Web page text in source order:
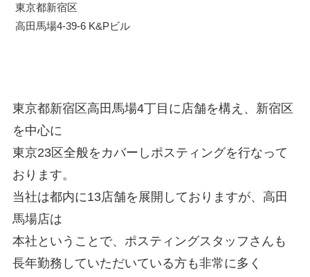
東京都新宿区
高田馬場4-39-6 K&Pビル
東京都新宿区高田馬場4丁目に店舗を構え、新宿区
を中心に
東京23区全般をカバーしポスティングを行なって
おります。
当社は都内に13店舗を展開しておりますが、高田
馬場店は
本社ということで、ポスティングスタッフさんも
長年勤務していただいている方も非常に多く